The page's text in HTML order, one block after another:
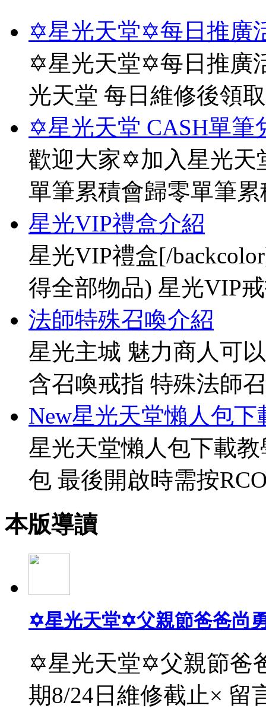
✡星光天堂✡每日推廣
✡星光天堂✡每日推廣
光天堂 每日維修後領
✡星光天堂 CASH單筆
歡迎大家✡加入星光天
單筆累積會歸零單筆
星光VIP禮盒介紹
星光VIP禮盒[/
得全部物品) 星光VIP
法師特殊召喚介紹
星光主城 魅力商人可
含召喚戒指 特殊法師
New星光天堂懶人包下
星光天堂懶人包下載
包 最後開啟時需按
本版導讀
✡星光天堂✡父親節爸爸尚
✡星光天堂✡父親節爸
期8/24日維修截止× 留